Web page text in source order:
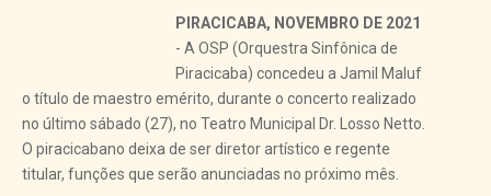
PIRACICABA, NOVEMBRO DE 2021
- A OSP (Orquestra Sinfônica de
Piracicaba) concedeu a Jamil Maluf
o título de maestro emérito, durante o concerto realizado
no último sábado (27), no Teatro Municipal Dr. Losso Netto.
O piracicabano deixa de ser diretor artístico e regente
titular, funções que serão anunciadas no próximo mês.